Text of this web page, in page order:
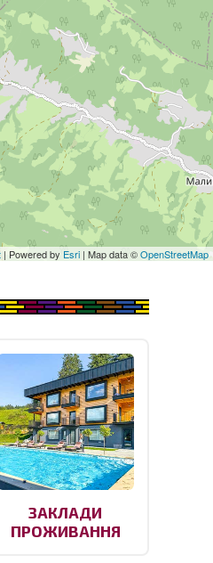
| Powered by Esri | Map data ©OpenStreetMap
ЗАКЛАДИ
ПРОЖИВАННЯ